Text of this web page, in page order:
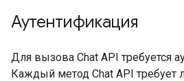
Аутентификация
Для вызова Chat API требуется
Каждый метод Chat API требует